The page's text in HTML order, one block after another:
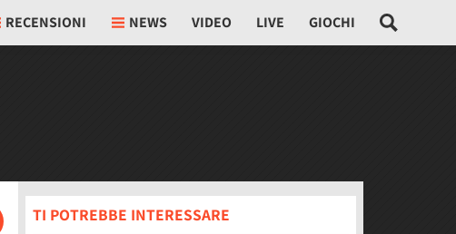
RECENSIONI NEWS VIDEO LIVE GIOCHI
TI POTREBBE INTERESSARE